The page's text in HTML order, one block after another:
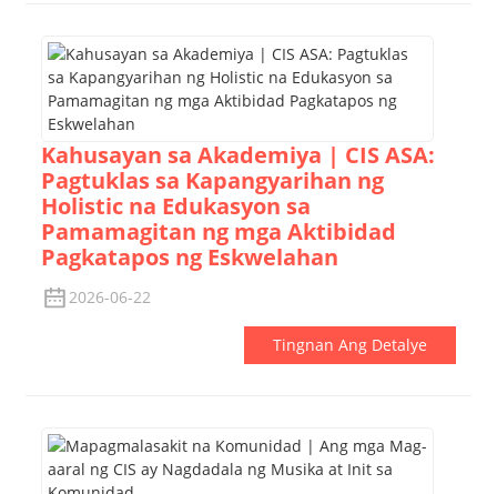
Kahusayan sa Akademiya | CIS ASA:
Pagtuklas sa Kapangyarihan ng
Holistic na Edukasyon sa
Pamamagitan ng mga Aktibidad
Pagkatapos ng Eskwelahan
2026-06-22
Tingnan Ang Detalye